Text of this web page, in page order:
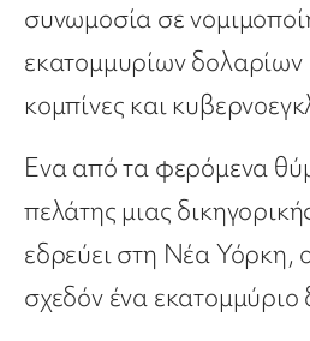
συνωμοσία σε
εκατομμυρίων δολαρίων
κομπίνες και
Ενα από τα φερόμενα
πελάτης μιας
εδρεύει στη Νέα Υόρκη,
σχεδόν ένα